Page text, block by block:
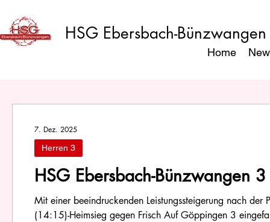
HSG Ebersbach-Bünzwangen
Home
HSG Ebersbach-Bünzwangen
Auf Göppingen 3 – starke
Mit einer beeindruckenden Leistungssteigerung nach
(14:15)-Heimsieg gegen Frisch Auf Göppingen 3
Herren 3
7. Dez. 2025